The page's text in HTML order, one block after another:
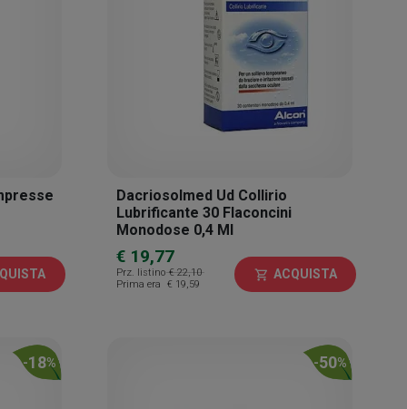
Dacriosolmed Ud Collirio
Lubrificante 30 Flaconcini
Monodose 0,4 Ml
€ 19,77
Prz. listino € 22,10
Prima era
€ 19,59
shopping_cart ACQUISTA
-18% -50%